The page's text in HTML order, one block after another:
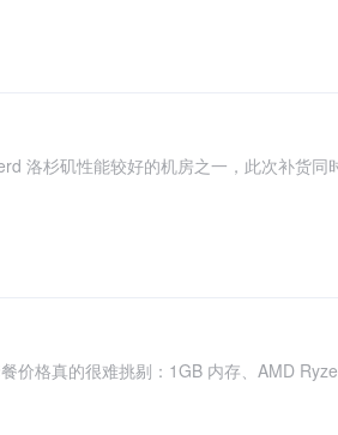
洛杉矶性能较好的机房之一，此次补货同
价格真的很难挑剔：1GB 内存、AMD